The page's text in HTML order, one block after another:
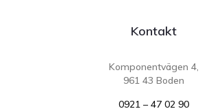
Kontakt
Komponentvägen 4,
961 43 Boden
0921 – 47 02 90